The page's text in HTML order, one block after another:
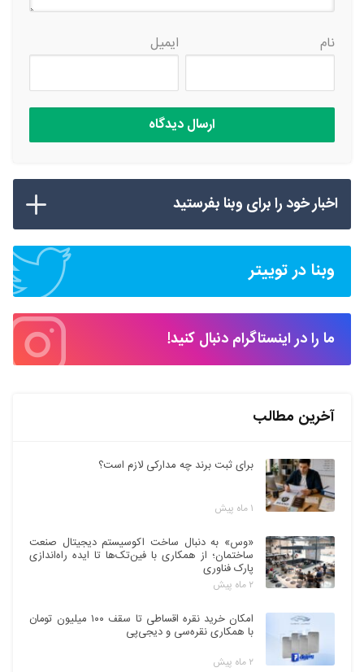
نام ایمیل
اخبار خود را برای وبنا بفرستید
وبنا در توییتر
ما را در اینستاگرام دنبال کنید!
آخرین مطالب
برای ثبت برند چه مدارکی لازم است؟
۱ ماه پیش
«وس» به دنبال ساخت اکوسیستم دیجیتال صنعت
ساختمان؛ از همکاری با فین‌تک‌ها تا ایده راه‌اندازی
پارک فناوری
۲ ماه پیش
امکان خرید نقره اقساطی تا سقف ۱۰۰ میلیون تومان
با همکاری نقره‌سی و دیجی‌پی
۲ ماه پیش